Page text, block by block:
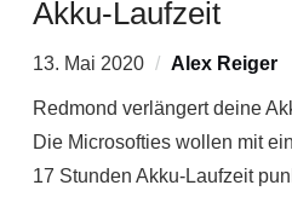
Akku-Laufzeit
13. Mai 2020 Alex Reiger
Redmond verlängert deine
Die Microsofties wollen mit
17 Stunden Akku-Laufzeit